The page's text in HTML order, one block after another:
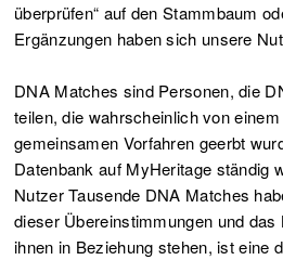
überprüfen“ auf den Stammbaum
Ergänzungen haben sich unsere
DNA Matches sind Personen, die
teilen, die wahrscheinlich von
gemeinsamen Vorfahren geerbt
Datenbank auf MyHeritage ständig
Nutzer Tausende DNA Matches
dieser Übereinstimmungen und
ihnen in Beziehung stehen, ist eine